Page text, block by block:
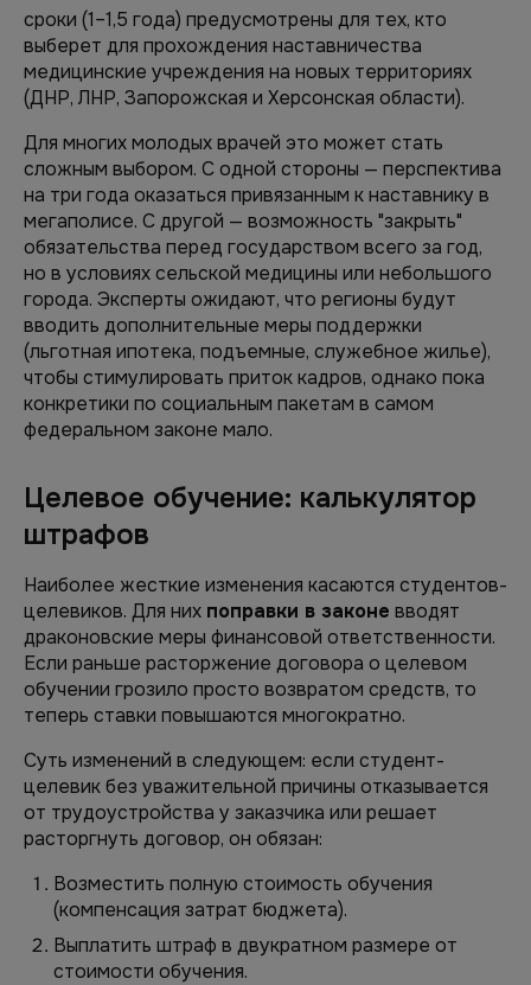
сроки (1–1,5 года) предусмотрены для тех, кто
выберет для прохождения наставничества
медицинские учреждения на новых территориях
(ДНР, ЛНР, Запорожская и Херсонская области).
Для многих молодых врачей это может стать
сложным выбором. С одной стороны — перспектива
на три года оказаться привязанным к наставнику в
мегаполисе. С другой — возможность "закрыть"
обязательства перед государством всего за год,
но в условиях сельской медицины или небольшого
города. Эксперты ожидают, что регионы будут
вводить дополнительные меры поддержки
(льготная ипотека, подъемные, служебное жилье),
чтобы стимулировать приток кадров, однако пока
конкретики по социальным пакетам в самом
федеральном законе мало.
Целевое обучение: калькулятор
штрафов
Наиболее жесткие изменения касаются студентов-
целевиков. Для них поправки в законе вводят
драконовские меры финансовой ответственности.
Если раньше расторжение договора о целевом
обучении грозило просто возвратом средств, то
теперь ставки повышаются многократно.
Суть изменений в следующем: если студент-
целевик без уважительной причины отказывается
от трудоустройства у заказчика или решает
расторгнуть договор, он обязан:
Возместить полную стоимость обучения
(компенсация затрат бюджета).
Выплатить штраф в двукратном размере от
стоимости обучения.